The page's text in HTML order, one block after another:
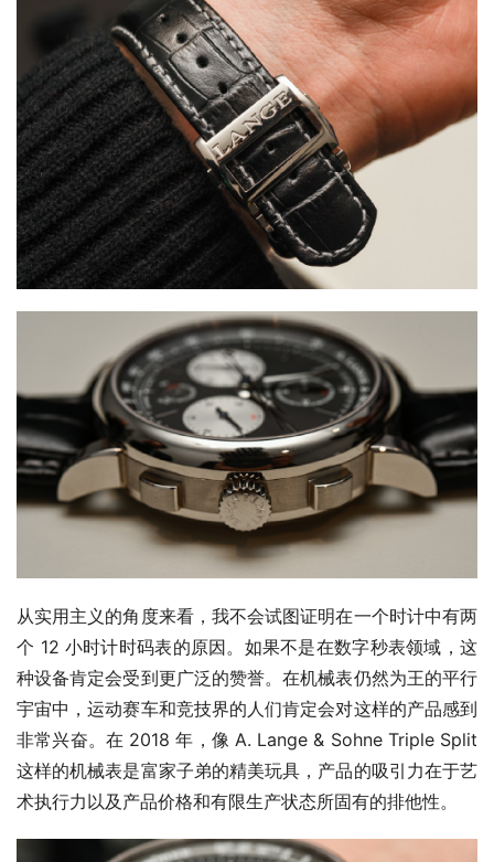
从实用主义的角度来看，我不会试图证明在一个时计中有两
个 12 小时计时码表的原因。如果不是在数字秒表领域，这
种设备肯定会受到更广泛的赞誉。在机械表仍然为王的平行
宇宙中，运动赛车和竞技界的人们肯定会对这样的产品感到
非常兴奋。在 2018 年，像 A. Lange & Sohne Triple Split
这样的机械表是富家子弟的精美玩具，产品的吸引力在于艺
术执行力以及产品价格和有限生产​​状态所固有的排他性。